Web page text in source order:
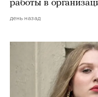
работы в
день назад